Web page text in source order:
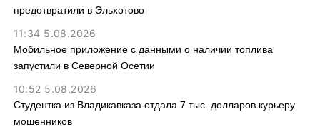
предотвратили в Эльхотово
11:34 5.08.2026
Мобильное приложение с данными о наличии топлива
запустили в Северной Осетии
10:52 5.08.2026
Студентка из Владикавказа отдала 7 тыс. долларов курьеру
мошенников